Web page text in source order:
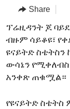
Navigation
Skip
Search
AFRICA
AMERICAS
EUROPE
MIDDLE EAST
TOPICS
HUMAN
SECURITY AND
AID AND
DEMOCRACY
ECONOMY
ARCHIVE
ABOUT US
Share
ፕሬዚዳንት ጆ
ብዙም ሳይቆዩ፣
ዩናይትድ ስቴትስን
ውሳኔን
አንቀጽ ጠቁሟል።
የዩናይትድ ስቴትስ